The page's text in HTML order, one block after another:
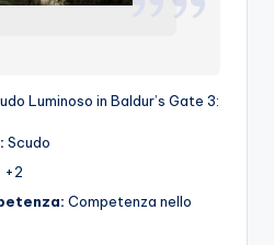
Luminoso in Baldur’s Gate 3:
Scudo
: +2
Competenza nello